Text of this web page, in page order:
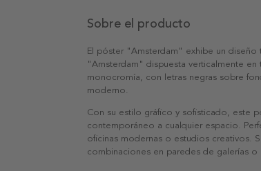
Sobre el producto
El póster "Amsterdam" exhibe un
"Amsterdam" dispuesta verticalmente en
monocromía, con letras negras sobre
moderno.
Con su estilo gráfico y sofisticado, este
contemporáneo a cualquier espacio.
oficinas modernas o estudios creativos.
combinaciones en paredes de galerías